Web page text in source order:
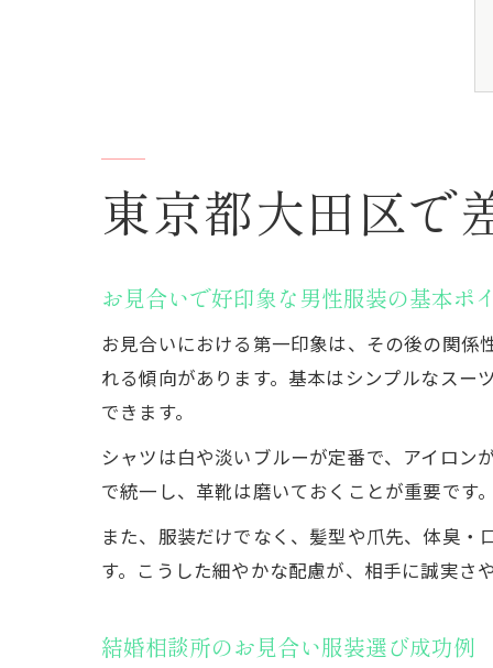
東京都大田区で
お見合いで好印象な男性服装の基本ポ
お見合いにおける第一印象は、その後の関
れる傾向があります。基本はシンプルなス
できます。
シャツは白や淡いブルーが定番で、アイロ
で統一し、革靴は磨いておくことが重要で
また、服装だけでなく、髪型や爪先、体臭
す。こうした細やかな配慮が、相手に誠実さ
結婚相談所のお見合い服装選び成功例